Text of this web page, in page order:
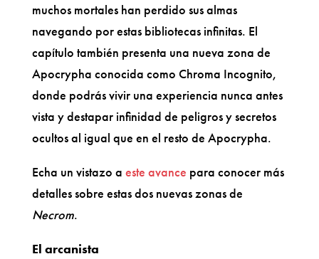
muchos mortales han perdido sus almas
navegando por estas bibliotecas infinitas. El
capítulo también presenta una nueva zona de
Apocrypha conocida como Chroma Incognito,
donde podrás vivir una experiencia nunca antes
vista y destapar infinidad de peligros y secretos
ocultos al igual que en el resto de Apocrypha.
Echa un vistazo a este avance para conocer más
detalles sobre estas dos nuevas zonas de
Necrom.
El arcanista